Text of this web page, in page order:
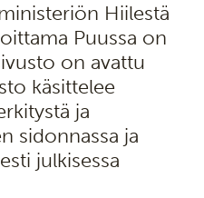
Hiilestä
Puussa on
on avattu
käsittelee
ja
sidonnassa ja
julkisessa